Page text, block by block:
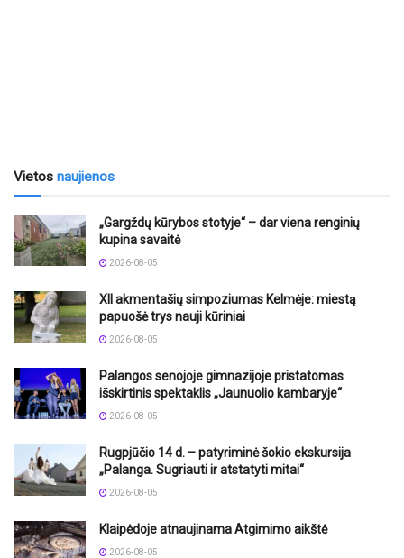
Vietos naujienos
„Gargždų kūrybos stotyje“ – dar viena renginių
kupina savaitė
2026-08-05
XII akmentašių simpoziumas Kelmėje: miestą
papuošė trys nauji kūriniai
2026-08-05
Palangos senojoje gimnazijoje pristatomas
išskirtinis spektaklis „Jaunuolio kambaryje“
2026-08-05
Rugpjūčio 14 d. – patyriminė šokio ekskursija
„Palanga. Sugriauti ir atstatyti mitai“
2026-08-05
Klaipėdoje atnaujinama Atgimimo aikštė
2026-08-05